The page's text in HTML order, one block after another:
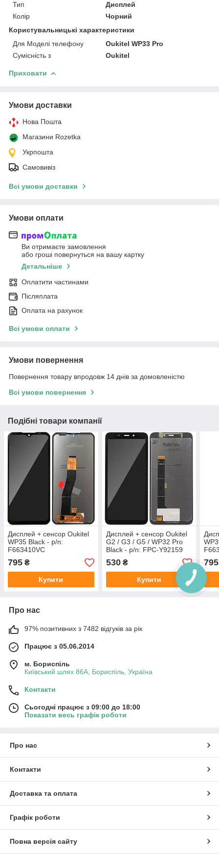
Тип
Дисплей
Колір
Чорний
Користувальницькі характеристики
Для Моделі телефону
Oukitel WP33 Pro
Сумісність з
Oukitel
Приховати
Умови доставки
Нова Пошта
Магазини Rozetka
Укрпошта
Самовивіз
Всі умови доставки
Умови оплати
Ви отримаєте замовлення
або гроші повернуться на вашу картку
Детальніше
Оплатити частинами
Післяплата
Оплата на рахунок
Всі умови оплати
Умови повернення
Повернення товару впродовж 14 днів за домовленістю
Всі умови повернення
Подібні товари компанії
Дисплей + сенсор Oukitel
WP35 Black - p/n:
F663410VC
795 ₴
Купити
Дисплей + сенсор Oukitel
G2 / G3 / G5 / WP32 Pro
Black - p/n: FPC-Y92159
530₴
Купити
795
Про нас
97% позитивних з 7482 відгуків за рік
Працює з 05.06.2014
м. Бориспіль
Київський шлях 86А, Бориспіль, Україна
Контакти
Сьогодні працює з 09:00 до 18:00
Показати весь графік роботи
Про нас
Контакти
Доставка та оплата
Графік роботи
Повна версія сайту